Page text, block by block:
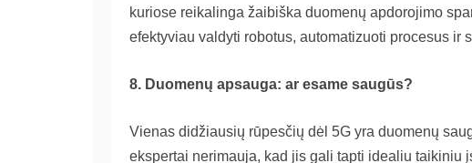
kuriose reikalinga žaibiška duomenų apdorojimo
efektyviau valdyti robotus, automatizuoti procesus ir
8. Duomenų apsauga: ar esame saugūs?
Vienas didžiausių rūpesčių dėl 5G yra duomenų
ekspertai nerimauja, kad jis gali tapti idealiu taikiniu